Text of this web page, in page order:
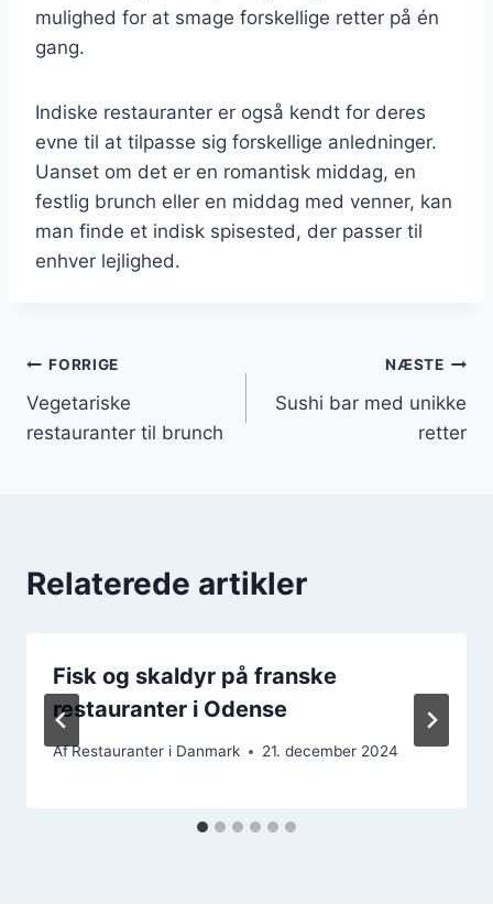
mulighed for at smage forskellige retter på én
gang.
Indiske restauranter er også kendt for deres
evne til at tilpasse sig forskellige anledninger.
Uanset om det er en romantisk middag, en
festlig brunch eller en middag med venner, kan
man finde et indisk spisested, der passer til
enhver lejlighed.
Indlægsnavigation
FORRIGE
Vegetariske
restauranter til brunch
NÆSTE
Sushi bar med unikke
retter
Relaterede artikler
Fisk og skaldyr på franske
restauranter i Odense
AfRestauranter i Danmark 21. december 2024